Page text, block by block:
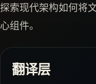
探索现代架构如何将
心组件。
翻译层